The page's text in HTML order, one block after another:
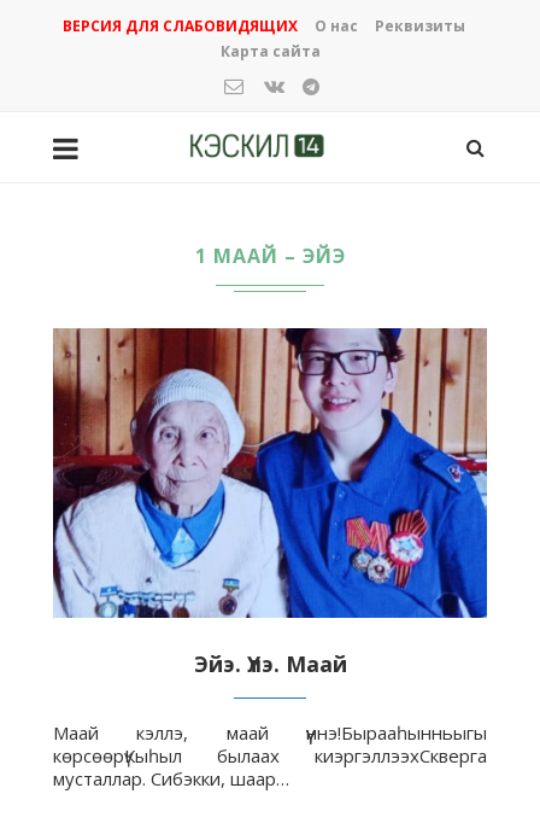
ВЕРСИЯ ДЛЯ СЛАБОВИДЯЩИХ О нас
Реквизиты
Карта сайта
1 МААЙ – ЭЙЭ
Эйэ. Үлэ. Маай
Маай кэллэ, маай үүннэ!Бырааһынньыгы
көрсөөрүКыһыл былаах киэргэллээхСкверга
мусталлар. Сибэкки, шаар…